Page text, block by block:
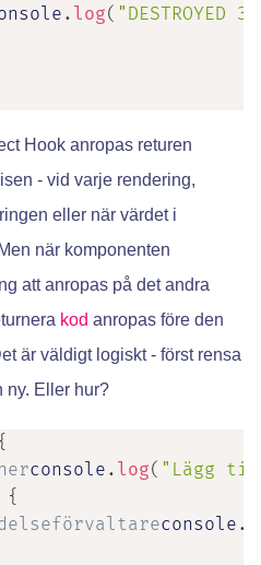
. log( "DESTROYED 3"
Hook anropas returen
- vid varje rendering,
eller när värdet i
när komponenten
att anropas på det andra
kod anropas före den
är väldigt logiskt - först rensa
ny. Eller hur?
{
console . log( "Lägg
{
console .